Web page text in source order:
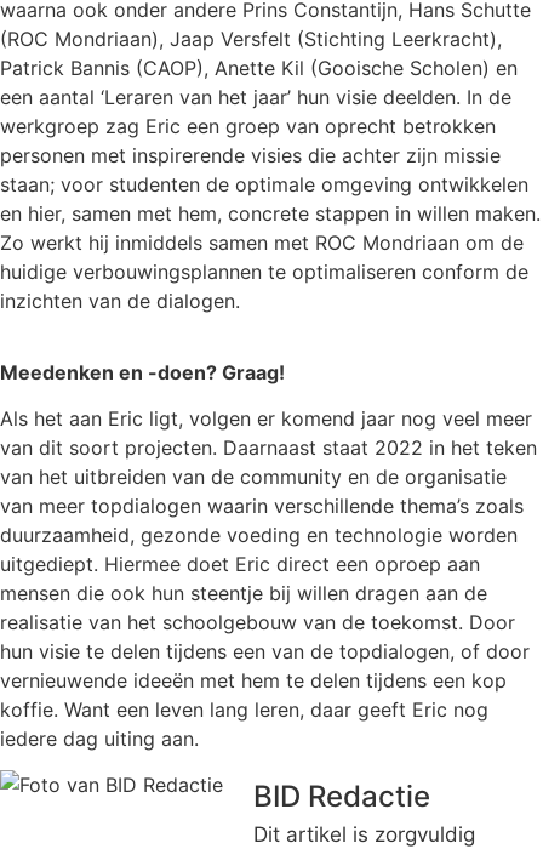
waarna ook onder andere Prins Constantijn, Hans Schutte
(ROC Mondriaan), Jaap Versfelt (Stichting Leerkracht),
Patrick Bannis (CAOP), Anette Kil (Gooische Scholen) en
een aantal ‘Leraren van het jaar’ hun visie deelden. In de
werkgroep zag Eric een groep van oprecht betrokken
personen met inspirerende visies die achter zijn missie
staan; voor studenten de optimale omgeving ontwikkelen
en hier, samen met hem, concrete stappen in willen maken.
Zo werkt hij inmiddels samen met ROC Mondriaan om de
huidige verbouwingsplannen te optimaliseren conform de
inzichten van de dialogen.
Meedenken en -doen? Graag!
Als het aan Eric ligt, volgen er komend jaar nog veel meer
van dit soort projecten. Daarnaast staat 2022 in het teken
van het uitbreiden van de community en de organisatie
van meer topdialogen waarin verschillende thema’s zoals
duurzaamheid, gezonde voeding en technologie worden
uitgediept. Hiermee doet Eric direct een oproep aan
mensen die ook hun steentje bij willen dragen aan de
realisatie van het schoolgebouw van de toekomst. Door
hun visie te delen tijdens een van de topdialogen, of door
vernieuwende ideeën met hem te delen tijdens een kop
koffie. Want een leven lang leren, daar geeft Eric nog
iedere dag uiting aan.
BID Redactie
Dit artikel is zorgvuldig